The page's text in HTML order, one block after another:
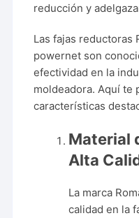
reducción y
Las fajas reductoras
powernet son
efectividad en la
moldeadora. Aquí te
características
Material
Alta
La marca
calidad en la